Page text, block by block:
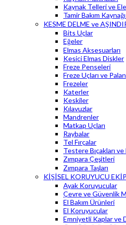
Kaynak Telleri ve
Tamir Bakım
KESME DELME ve
Bits Uçlar
Eğeler
Elmas Aksesuarları
Kesici Elmas Diskler
Freze Penseleri
Freze Uçları ve
Frezeler
Katerler
Keskiler
Kılavuzlar
Mandrenler
Matkap Uçları
Raybalar
Tel Fırçalar
Testere Bıçakları
Zımpara Çeşitleri
Zımpara Taşları
KİŞİSEL KORUYUCU
Ayak Koruyucular
Çevre ve Güvenlik
El Bakım Ürünleri
El Koruyucular
Emniyetli Kaplar ve